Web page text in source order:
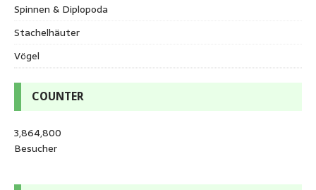
Spinnen & Diplopoda
Stachelhäuter
Vögel
COUNTER
3,864,800
Besucher